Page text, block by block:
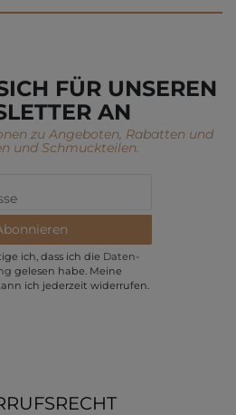
FÜR UNSEREN
AN
zu Angeboten, Rabatten und
und Schmuckteilen.
ich, dass ich die Daten­
gelesen habe. Meine
ich jederzeit widerrufen.